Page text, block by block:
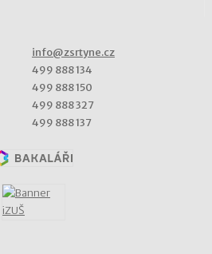
info@zsrtyne.cz
499 888 134
499 888 150
499 888 327
499 888 137